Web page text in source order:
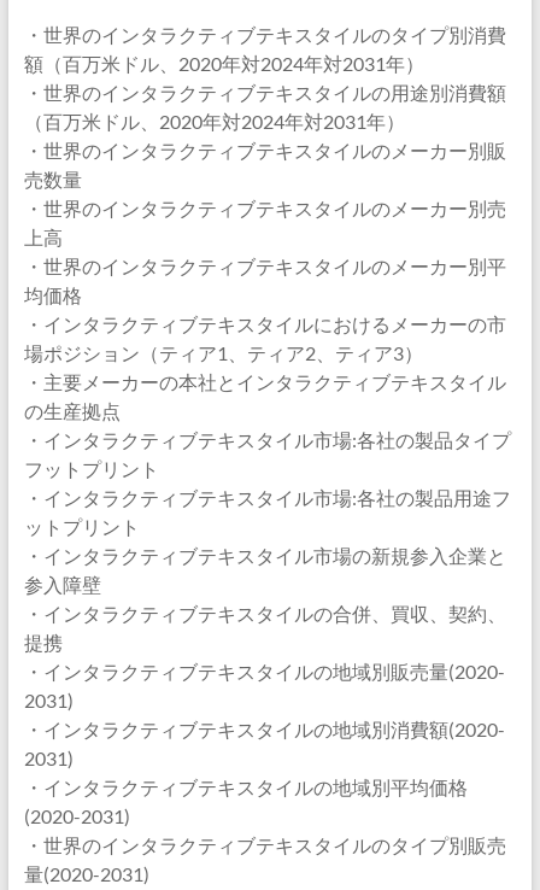
・世界のインタラクティブテキスタイルのタイプ別消費
額（百万米ドル、2020年対2024年対2031年）
・世界のインタラクティブテキスタイルの用途別消費額
（百万米ドル、2020年対2024年対2031年）
・世界のインタラクティブテキスタイルのメーカー別販
売数量
・世界のインタラクティブテキスタイルのメーカー別売
上高
・世界のインタラクティブテキスタイルのメーカー別平
均価格
・インタラクティブテキスタイルにおけるメーカーの市
場ポジション（ティア1、ティア2、ティア3）
・主要メーカーの本社とインタラクティブテキスタイル
の生産拠点
・インタラクティブテキスタイル市場:各社の製品タイプ
フットプリント
・インタラクティブテキスタイル市場:各社の製品用途フ
ットプリント
・インタラクティブテキスタイル市場の新規参入企業と
参入障壁
・インタラクティブテキスタイルの合併、買収、契約、
提携
・インタラクティブテキスタイルの地域別販売量(2020-
2031)
・インタラクティブテキスタイルの地域別消費額(2020-
2031)
・インタラクティブテキスタイルの地域別平均価格
(2020-2031)
・世界のインタラクティブテキスタイルのタイプ別販売
量(2020-2031)